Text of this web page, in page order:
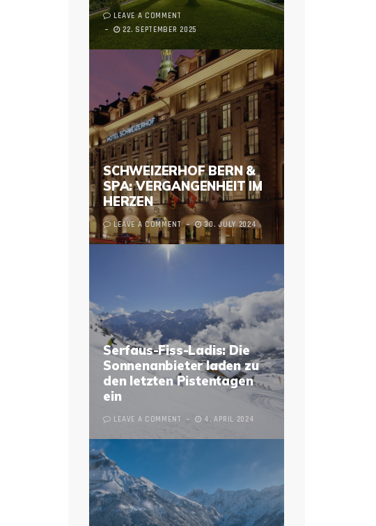
LEAVE A COMMENT
22. SEPTEMBER 2025
SCHWEIZERHOF BERN &
SPA: VERGANGENHEIT IM
HERZEN
LEAVE A COMMENT 30. JULY 2024
Serfaus-Fiss-Ladis: Die
Sonnenanbieter laden zu
den letzten Pistentagen
ein
LEAVE A COMMENT 4. APRIL 2024